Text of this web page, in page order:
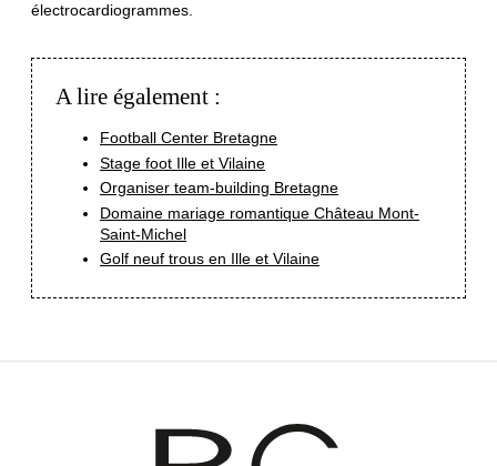
électrocardiogrammes.
A lire également :
Football Center Bretagne
Stage foot Ille et Vilaine
Organiser team-building Bretagne
Domaine mariage romantique Château Mont-
Saint-Michel
Golf neuf trous en Ille et Vilaine